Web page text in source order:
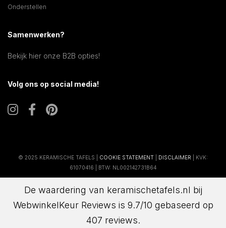
Onderstellen
Samenwerken?
Bekijk hier onze B2B opties!
Volg ons op social media!
© 2025 KERAMISCHE TAFELS | COOKIE STATEMENT DISCLAIMER | KVK:
61070416 | BTW: NL002142731B64
De waardering van keramischetafels.nl bij
WebwinkelKeur Reviews is 9.7/10 gebaseerd op
407 reviews.